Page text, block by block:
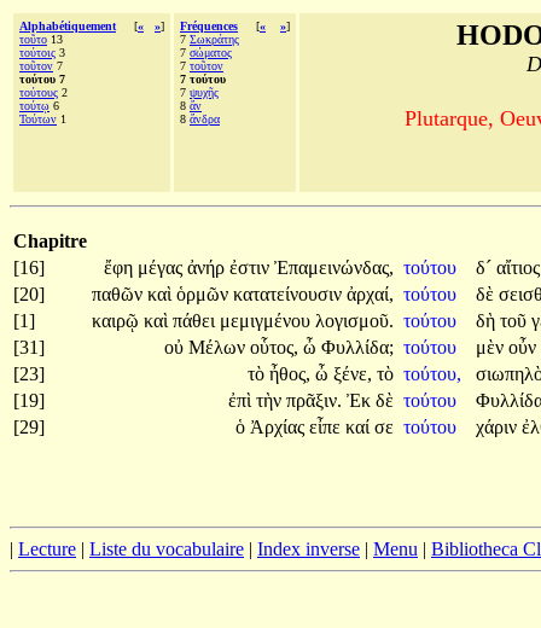
Alphabétiquement [« »]
τοῦτο 13
τούτοις 3
τοῦτον 7
τούτου 7
τούτους 2
τούτῳ 6
Τούτων 1
Fréquences [« »]
7 Σωκράτης
7 σώματος
7 τοῦτον
7 τούτου
7 ψυχῆς
8 ἄν
8 ἄνδρα Plutarque,
Chapitre
[16]
ἔφη μέγας ἀνήρ ἐστιν Ἐπαμεινώνδας, τούτου δ´
[20]
παθῶν καὶ ὁρμῶν κατατείνουσιν ἀρχαί, τούτου δὲ
[1]
καιρῷ καὶ πάθει μεμιγμένου λογισμοῦ. τούτου δὴ τοῦ
[31]
οὐ Μέλων οὗτος, ὦ Φυλλίδα; τούτου μὲν οὖν
[23]
τὸ ἦθος, ὦ ξένε, τὸ τούτου,
[19]
ἐπὶ τὴν πρᾶξιν. Ἐκ δὲ τούτου
[29]
ὁ Ἀρχίας εἶπε καί σε τούτου χάριν
| Lecture | Liste du vocabulaire | Index inverse | Menu | Bibliotheca